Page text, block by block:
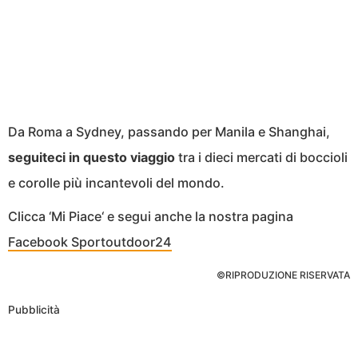
Da Roma a Sydney, passando per Manila e Shanghai,
seguiteci in questo viaggio tra i dieci mercati di boccioli
e corolle più incantevoli del mondo.
Clicca ‘Mi Piace‘ e segui anche la nostra pagina
Facebook Sportoutdoor24
©RIPRODUZIONE RISERVATA
Pubblicità